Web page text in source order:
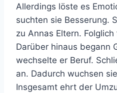
Allerdings löste es
suchten sie Besserung.
zu Annas Eltern.
Darüber hinaus begann
wechselte er Beruf.
an. Dadurch wuchsen
Insgesamt ehrt der